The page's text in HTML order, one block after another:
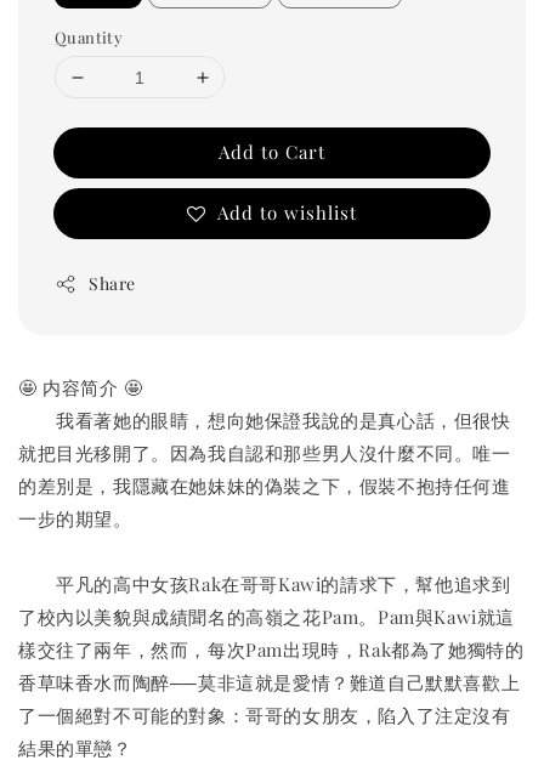
Quantity
Add to Cart
Add to wishlist
Share
🤩 内容简介 🤩
我看著她的眼睛，想向她保證我說的是真心話，但很快
就把目光移開了。因為我自認和那些男人沒什麼不同。唯一
的差別是，我隱藏在她妹妹的偽裝之下，假裝不抱持任何進
一步的期望。
平凡的高中女孩Rak在哥哥Kawi的請求下，幫他追求到
了校內以美貌與成績聞名的高嶺之花Pam。Pam與Kawi就這
樣交往了兩年，然而，每次Pam出現時，Rak都為了她獨特的
香草味香水而陶醉──莫非這就是愛情？難道自己默默喜歡上
了一個絕對不可能的對象：哥哥的女朋友，陷入了注定沒有
結果的單戀？